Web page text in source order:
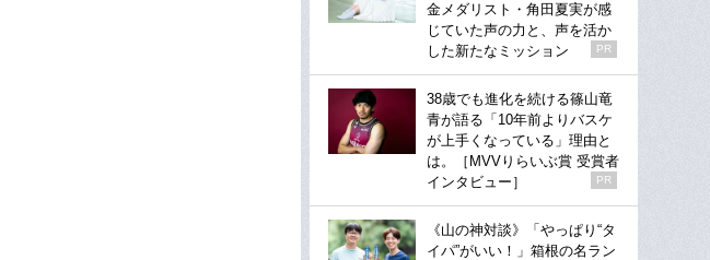
金メダリスト・角田夏実が感
じていた声の力と、声を活か
した新たなミッション
PR
38歳でも進化を続ける篠山竜
青が語る「10年前よりバスケ
が上手くなっている」理由と
は。［MVVりらいぶ賞 受賞者
インタビュー］
PR
《山の神対談》「やっぱり“タ
イパ”がいい！」箱根の名ラン